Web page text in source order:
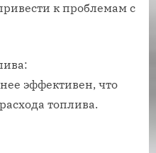
к проблемам с
эффективен, что
топлива.